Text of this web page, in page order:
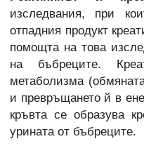
изследвания, при
отпадния продукт
помощта на това
на бъбреците.
метаболизма
и превръщането й в
кръвта се образува
урината от бъбреците.